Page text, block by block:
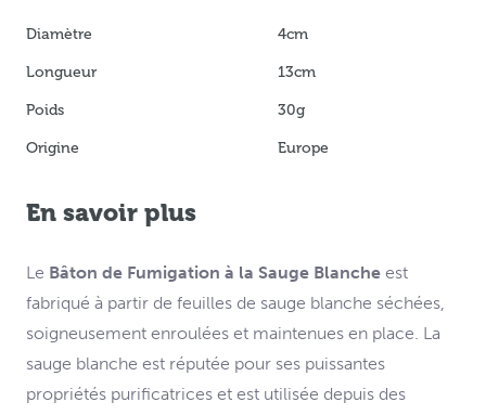
Diamètre 4cm
Longueur 13cm
Poids 30g
Origine Europe
En savoir plus
Le Bâton de Fumigation à la Sauge Blanche est
fabriqué à partir de feuilles de sauge blanche séchées,
soigneusement enroulées et maintenues en place. La
sauge blanche est réputée pour ses puissantes
propriétés purificatrices et est utilisée depuis des